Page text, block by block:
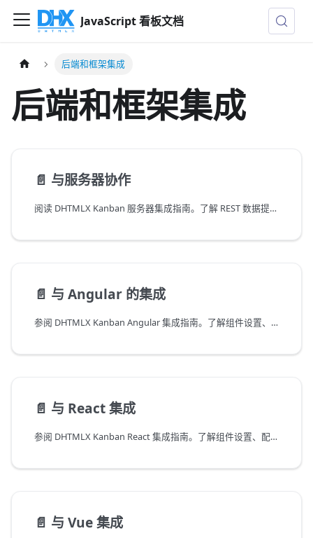
JavaScript 看板文档
后端和框架集成
后端和框架集成
📄️ 与服务器协作
阅读 DHTMLX Kanban 服务器集成指南。了解 REST 数据提供器、后端同步、远程事件及 API 配置。
📄️ 与 Angular 的集成
参阅 DHTMLX Kanban Angular 集成指南。了解组件设置、配置、API 使用及项目结构。
📄️ 与 React 集成
参阅 DHTMLX Kanban React 集成指南。了解组件设置、配置、API 使用及生命周期处理。
📄️ 与 Vue 集成